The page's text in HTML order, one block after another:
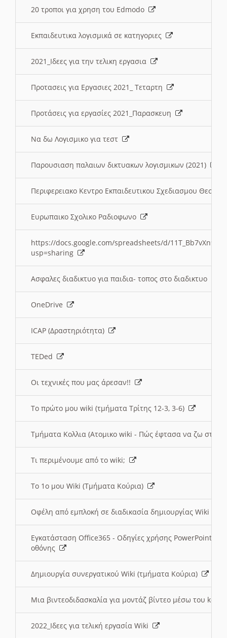
20 τροποι για χρηση του Edmodo
Εκπαιδευτικα λογισμικά σε κατηγοριες
2021_Ιδεες για την τελικη εργασια
Προτασεις για Εργασιες 2021_ Τεταρτη
Προτάσεις για εργασίες 2021_Παρασκευη
Να δω Λογισμικο για τεστ
Παρουσιαση παλαιων δικτυακων λογισμικων (2021)
Περιφερειακο Κεντρο Εκπαιδευτικου Σχεδιασμου
Ευρωπαικο Σχολικο Ραδιοφωνο
https://docs.google.com/spreadsheets/d/
usp=sharing
Ασφαλες διαδικτυο για παιδια- τοπος στο διαδικτυο
OneDrive
ICAP (Δραστηριότητα)
TEDed
Οι τεχνικές που μας άρεσαν!!
Το πρώτο μου wiki (τμήματα Τρίτης 12-3, 3-6)
Τμήματα Κολλια (Ατομικο wiki - Πώς έφτασα να ζω στην
Τι περιμένουμε από το wiki;
Το 1ο μου Wiki (Τμήματα Κούρια)
Οφέλη από εμπλοκή σε διαδικασία δημιουργίας Wiki
Εγκατάσταση Office365 - Οδηγίες χρήσης PowerPoint
οθόνης
Δημιουργία συνεργατικού Wiki (τμήματα Κούρια)
Μια βιντεοδιδασκαλία για μοντάζ βίντεο μέσω του
2022_Ιδεες για τελική εργασία Wiki